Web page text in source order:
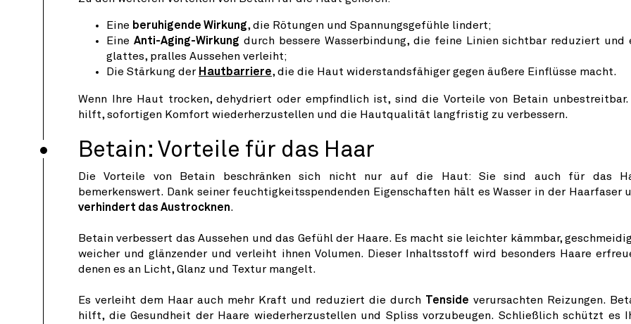
Eine beruhigende Wirkung, die Rötungen und Spannungsgefühle lindert;
Eine Anti-Aging-Wirkung durch bessere Wasserbindung, die feine Linien sichtbar reduziert und
glattes, pralles Aussehen verleiht;
Die Stärkung der Hautbarriere, die die Haut widerstandsfähiger gegen äußere Einflüsse macht.
Wenn Ihre Haut trocken, dehydriert oder empfindlich ist, sind die Vorteile von Betain unbestreitbar.
hilft, sofortigen Komfort wiederherzustellen und die Hautqualität langfristig zu verbessern.
Betain: Vorteile für das Haar
Die Vorteile von Betain beschränken sich nicht nur auf die Haut: Sie sind auch für das
bemerkenswert. Dank seiner feuchtigkeitsspendenden Eigenschaften hält es Wasser in der Haarfaser
verhindert das Austrocknen.
Betain verbessert das Aussehen und das Gefühl der Haare. Es macht sie leichter kämmbar,
weicher und glänzender und verleiht ihnen Volumen. Dieser Inhaltsstoff wird besonders Haare
denen es an Licht, Glanz und Textur mangelt.
Es verleiht dem Haar auch mehr Kraft und reduziert die durch Tenside verursachten Reizungen.
hilft, die Gesundheit der Haare wiederherzustellen und Spliss vorzubeugen. Schließlich schützt es